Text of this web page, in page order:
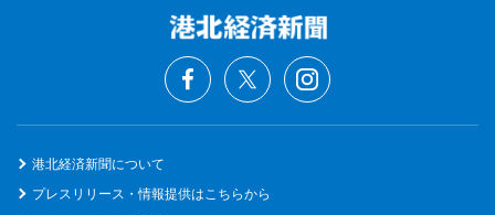
港北経済新聞について
プレスリリース・情報提供はこちらから